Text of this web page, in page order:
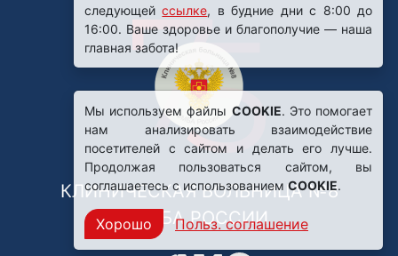
КЛИНИЧЕСКАЯ БОЛЬНИЦА №8
ФМБА РОССИИ
следующейссылке, в будние дни с 8:00 до
16:00. Ваше здоровье и благополучие — наша
главная забота!
Мы используем файлы COOKIE. Это помогает
нам анализировать взаимодействие
посетителей с сайтом и делать его лучше.
Продолжая пользоваться сайтом, вы
соглашаетесь с использованиемCOOKIE.
Хорошо Польз. соглашение